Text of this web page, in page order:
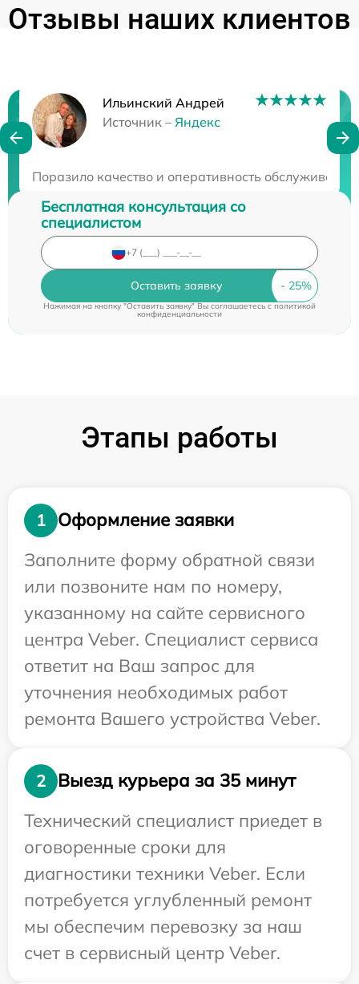
Отзывы наших клиентов
Ильинский Андрей
Источник – Яндекс
Поразило качество и оперативность
Нужна консультация?
Бесплатная консультация со
специалистом
Оставить заявку
Нажимая на кнопку "Оставить заявку" Вы соглашаетесь cполитикой
конфиденциальности
Этапы работы
1
Оформление заявки
Заполните форму обратной связи
или позвоните нам по номеру,
указанному на сайте сервисного
центра Veber. Специалист сервиса
ответит на Ваш запрос для
уточнения необходимых работ
ремонта Вашего устройства Veber.
2
Выезд курьера за 35 минут
Технический специалист приедет в
оговоренные сроки для
диагностики техники Veber. Если
потребуется углубленный ремонт
мы обеспечим перевозку за наш
счет в сервисный центр Veber.